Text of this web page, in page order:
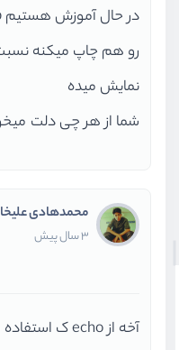
نمایش میده
شما از هر چی دلت
محمدهادی
3 سال پیش
آخه از echo ک استفاده میکنم ارور میگیرم